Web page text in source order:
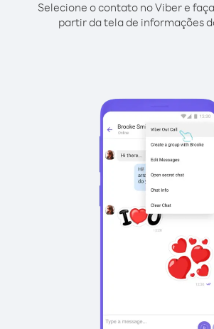
Selecione o contato no Viber e
partir da tela de informações